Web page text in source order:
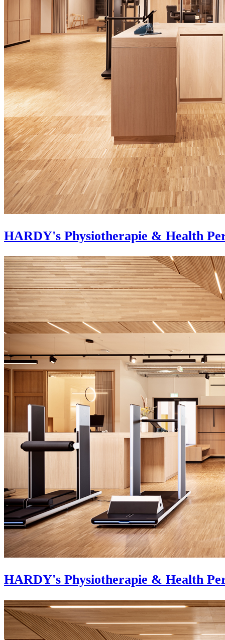
HARDY's Physiotherapie & Health
HARDY's Physiotherapie & Health